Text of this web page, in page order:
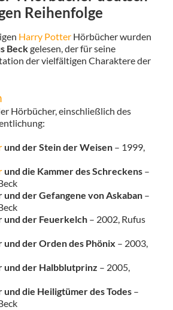
Reihenfolge
Harry Potter Hörbücher wurden
Beckgelesen, der für seine
der vielfältigen Charaktere der
Hörbücher, einschließlich des
und der Stein der Weisen – 1999,
und die Kammer des Schreckens –
der Gefangene von Askaban –
der Feuerkelch – 2002, Rufus
der Orden des Phönix – 2003,
und der Halbblutprinz – 2005,
die Heiligtümer des Todes –